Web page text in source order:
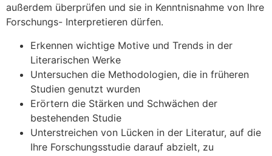
außerdem überprüfen und sie in Kenntnisnahme von Ihre
Forschungs- Interpretieren dürfen.
Erkennen wichtige Motive und Trends in der
Literarischen Werke
Untersuchen die Methodologien, die in früheren
Studien genutzt wurden
Erörtern die Stärken und Schwächen der
bestehenden Studie
Unterstreichen von Lücken in der Literatur, auf die
Ihre Forschungsstudie darauf abzielt, zu